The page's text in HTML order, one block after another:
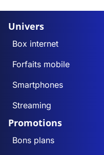
Univers
Box internet
Forfaits mobile
Smartphones
Streaming
Promotions
Bons plans